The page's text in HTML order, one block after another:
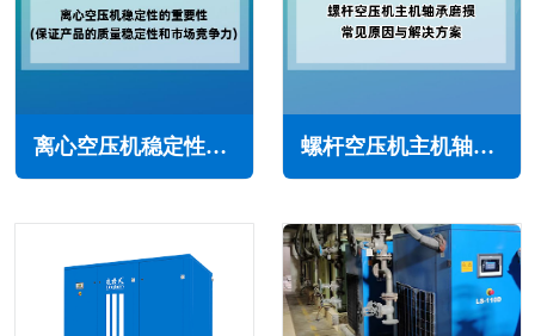
离心空压机稳定性的重要性(保证产品的质量稳定性和市场竞争力) 螺杆空压机主机轴承磨损的常见原因与解决方案